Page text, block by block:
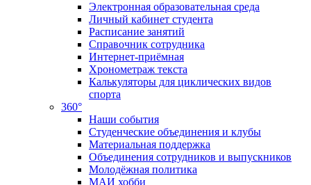
Электронная образовательная среда
Личный кабинет студента
Расписание занятий
Справочник сотрудника
Интернет-приёмная
Хронометраж текста
Калькуляторы для циклических видов
спорта
360°
Наши события
Студенческие объединения и клубы
Материальная поддержка
Объединения сотрудников и выпускников
Молодёжная политика
МАИ хобби